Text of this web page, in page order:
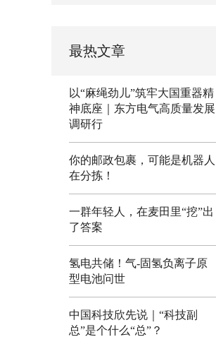
最热文章
以“麻绳劲儿”筑牢大国重器精
神底座｜东方电气高质量发展
调研行
你的邮政包裹，可能是机器人
在分拣！
一群年轻人，在麦田里“挖”出
了答案
氢电共储！气-固氢负离子原
型电池问世
中国科技欣先说｜“科技副
总”是个什么“总”？